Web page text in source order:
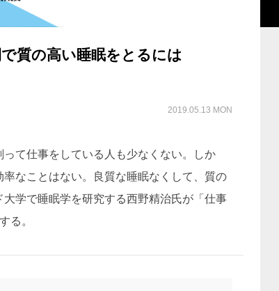
質の高い睡眠をとるには
2019.05.13 MON
て仕事をしている人も少なくない。しか
なことはない。良質な睡眠なくして、質の
学で睡眠学を研究する西野精治氏が「仕事
る。